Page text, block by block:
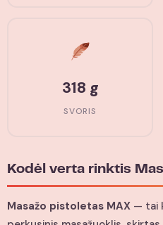
318 g
SVORIS
Kodėl verta rinktis
Masažo pistoletas MAX — tai